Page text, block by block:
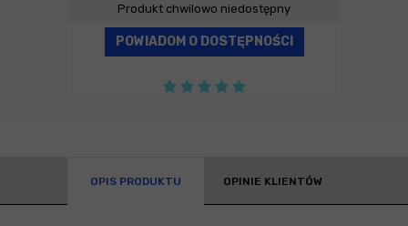
Produkt chwilowo niedostępny
POWIADOM O DOSTĘPNOŚCI
OPIS PRODUKTU OPINIE KLIENTÓW